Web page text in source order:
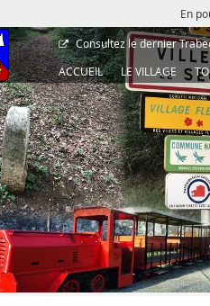
En
Consultez le dernier
ACCUEIL
LE VILLAGE